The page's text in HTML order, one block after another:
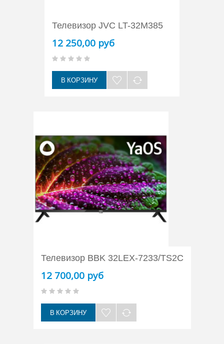
Телевизор JVC LT-32M385
12 250,00 руб
В КОРЗИНУ
Телевизор BBK 32LEX-7233/TS2C
12 700,00 руб
В КОРЗИНУ